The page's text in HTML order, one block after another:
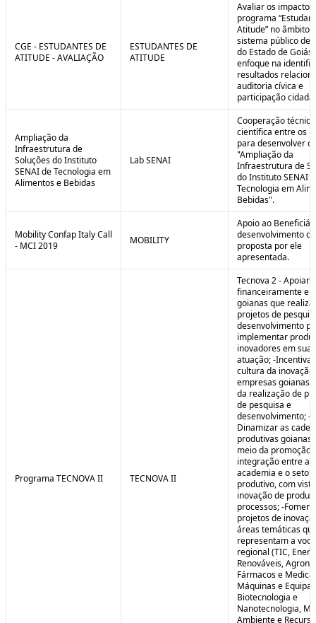
CGE - ESTUDANTES DE
ATITUDE - AVALIAÇÃO
ESTUDANTES DE
ATITUDE
Avaliar os impactos
programa
Atitude” no âmbito
sistema público de
do Estado de
enfoque na
resultados
auditoria cívica e
participação cidadã
Ampliação da
Infraestrutura de
Soluções do Instituto
SENAI de Tecnologia em
Alimentos e Bebidas
Lab SENAI
Cooperação
científica entre os
para desenvolver o
"Ampliação da
Infraestrutura de
do Instituto SENAI
Tecnologia em
Bebidas".
Mobility Confap Italy Call
- MCI 2019
MOBILITY
Apoio ao
desenvolvimento da
proposta por ele
apresentada.
Programa TECNOVA II TECNOVA II
Tecnova 2 - Apoiar
financeiramente
goianas que
projetos de
desenvolvimento
implementar
inovadores em sua
atuação; -
cultura da inovação
empresas goianas
da realização de
de pesquisa e
desenvolvimento; -
Dinamizar as
produtivas goianas
meio da promoção
integração entre a
academia e o setor
produtivo, com
inovação de
processos; -
projetos de
áreas temáticas
representam a
regional (TIC,
Renováveis,
Fármacos e
Máquinas e
Biotecnologia e
Nanotecnologia,
Ambiente e